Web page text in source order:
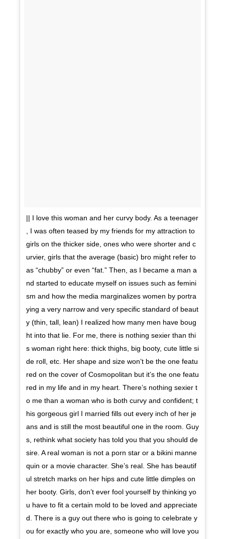
|| I love this woman and her curvy body. As a teenager
, I was often teased by my friends for my attraction to
girls on the thicker side, ones who were shorter and c
urvier, girls that the average (basic) bro might refer to
as “chubby” or even “fat.” Then, as I became a man a
nd started to educate myself on issues such as femini
sm and how the media marginalizes women by portra
ying a very narrow and very specific standard of beaut
y (thin, tall, lean) I realized how many men have boug
ht into that lie. For me, there is nothing sexier than thi
s woman right here: thick thighs, big booty, cute little si
de roll, etc. Her shape and size won’t be the one featu
red on the cover of Cosmopolitan but it’s the one featu
red in my life and in my heart. There’s nothing sexier t
o me than a woman who is both curvy and confident; t
his gorgeous girl I married fills out every inch of her je
ans and is still the most beautiful one in the room. Guy
s, rethink what society has told you that you should de
sire. A real woman is not a porn star or a bikini manne
quin or a movie character. She’s real. She has beautif
ul stretch marks on her hips and cute little dimples on
her booty. Girls, don’t ever fool yourself by thinking yo
u have to fit a certain mold to be loved and appreciate
d. There is a guy out there who is going to celebrate y
ou for exactly who you are, someone who will love you